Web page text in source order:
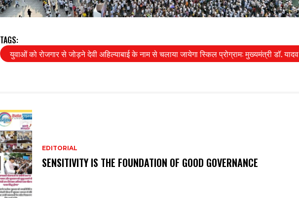
TAGS:
युवाओं को रोजगार से जोड़ने देवी अहिल्याबाई के नाम से चलाया जायेगा स्किल प्रोग्राम: मुख्यमंत्री डॉ. यादव
EDITORIAL
SENSITIVITY IS THE FOUNDATION OF GOOD GOVERNANCE